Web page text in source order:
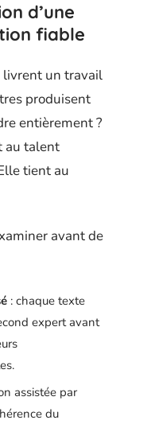
d’une
fiable
livrent un travail
produisent
entièrement ?
au talent
tient au
avant de
: chaque texte
expert avant
assistée par
du